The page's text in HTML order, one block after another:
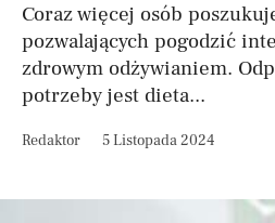
Coraz więcej osób
pozwalających pogodzić
zdrowym odżywianiem.
potrzeby jest dieta...
Redaktor 5 Listopada 2024